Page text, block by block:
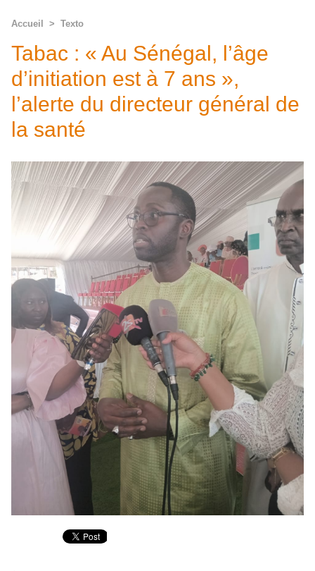
Accueil > Texto
Tabac : « Au Sénégal, l’âge
d’initiation est à 7 ans »,
l’alerte du directeur général de
la santé